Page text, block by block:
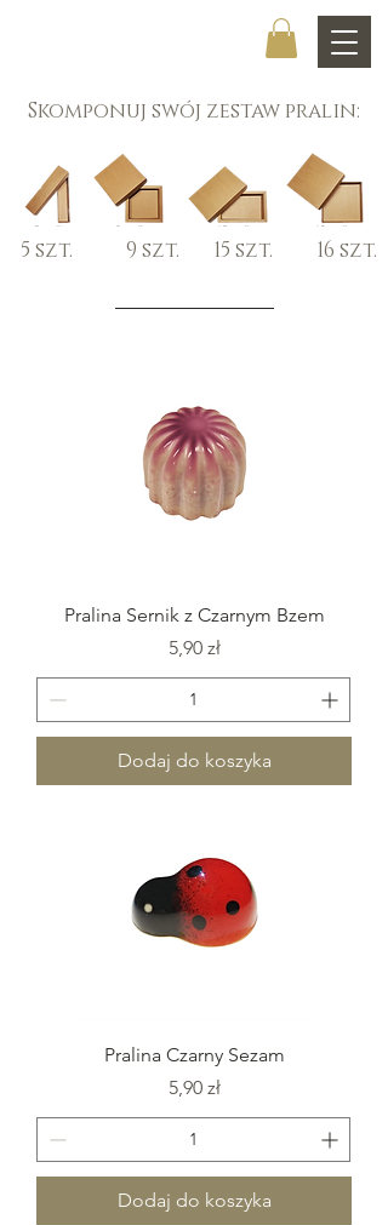
Skomponuj swój zestaw pralin:
5 szt. 9 szt. 15 szt. 16 szt.
Pralina Sernik z Czarnym Bzem
Cena
5,90 zł
Dodaj do koszyka
Pralina Czarny Sezam
Cena
5,90 zł
Dodaj do koszyka